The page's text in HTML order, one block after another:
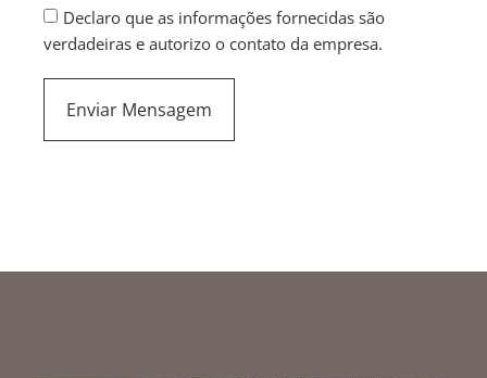
Declaro que as informações fornecidas são
verdadeiras e autorizo o contato da empresa.
Enviar Mensagem